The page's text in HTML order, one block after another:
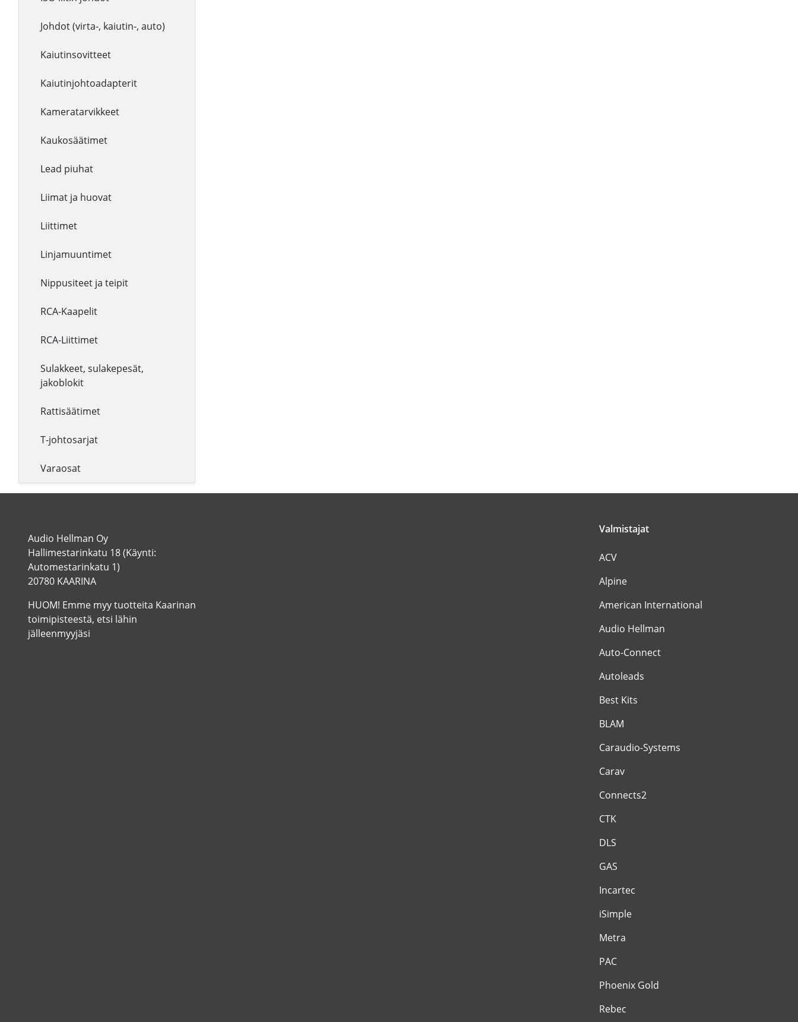
Johdot (virta-, kaiutin-, auto)
Kaiutinsovitteet
Kaiutinjohtoadapterit
Kameratarvikkeet
Kaukosäätimet
Lead piuhat
Liimat ja huovat
Liittimet
Linjamuuntimet
Nippusiteet ja teipit
RCA-Kaapelit
RCA-Liittimet
Sulakkeet, sulakepesät,
jakoblokit
Rattisäätimet
T-johtosarjat
Varaosat
Audio Hellman Oy
Hallimestarinkatu 18 (Käynti:
Automestarinkatu 1)
20780 KAARINA
HUOM! Emme myy tuotteita Kaarinan
toimipisteestä, etsi lähin
jälleenmyyjäsi
Valmistajat
ACV
Alpine
American International
Audio Hellman
Auto-Connect
Autoleads
Best Kits
BLAM
Caraudio-Systems
Carav
Connects2
CTK
DLS
GAS
Incartec
iSimple
Metra
PAC
Phoenix Gold
Rebec